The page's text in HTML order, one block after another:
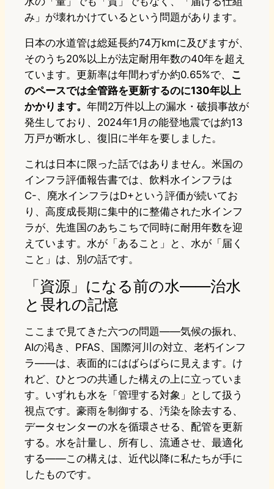
み」が壊れかけているという問題があります。
日本の水道管は総延長約74万kmに及びますが、
そのうち20%以上が法定耐用年数の40年を超え
ています。更新率は年間わずか約0.65%で、 こ
のペースでは全管路を更新するのに130年以上
かかります。 年間2万件以上の漏水・破損事故が
発生しており、2024年1月の能登地震では約13
万戸が断水し、復旧に半年を要しました。
これは日本に限った話ではありません。米国の
インフラ評価報告書では、飲料水インフラは
C-、廃水インフラはD+という評価が続いてお
り、高度成長期に集中的に整備された水インフ
ラが、先進国のあちこちで同時に耐用年数を迎
えています。水が「あること」と、水が「届く
こと」は、別の話です。
「資源」になる前の水——治水
と畏れの記憶
ここまで見てきた六つの問題——気候の振れ、
AIの渇き、PFAS、国際河川の対立、老朽インフ
ラ——は、表面的にはばらばらに見えます。け
れど、ひとつの共通した構えの上に立っていま
す。いずれも水を「管理する対象」として扱う
視点です。豪雨を制御する、汚染を除去する、
データセンターの水を循環させる、配管を更新
する。水を計量し、所有し、流通させ、最適化
する——この構えは、近代以降に私たちが手に
したものです。